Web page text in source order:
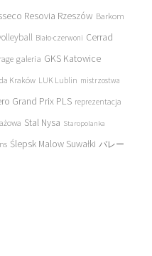
Resovia Rzeszów Barkom
Biało-czerwoni Cerrad
galeria GKS Katowice
Kraków LUK Lublin mistrzostwa
Grand Prix PLS reprezentacja
Stal Nysa Staropolanka
Ślepsk Malow Suwałki バレー